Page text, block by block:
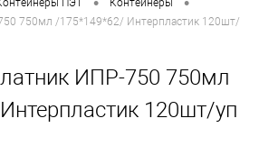
ПЭТ Контейнеры
750мл /175*149*62/ Интерпластик 120шт/
ИПР-750 750мл
120шт/уп